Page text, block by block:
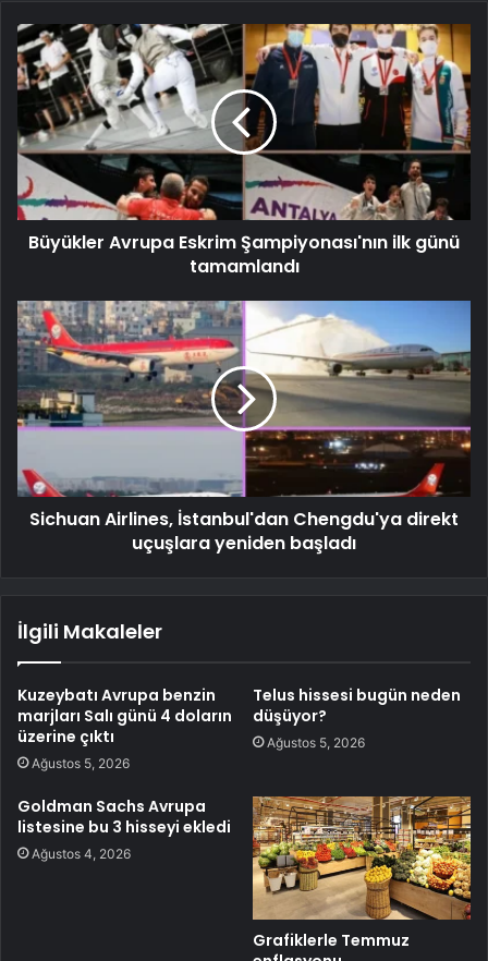
Büyükler Avrupa Eskrim Şampiyonası'nın ilk günü
tamamlandı
Sichuan Airlines, İstanbul'dan Chengdu'ya direkt
uçuşlara yeniden başladı
İlgili Makaleler
Kuzeybatı Avrupa benzin
marjları Salı günü 4 doların
üzerine çıktı
Ağustos 5, 2026
Telus hissesi bugün neden
düşüyor?
Ağustos 5, 2026
Goldman Sachs Avrupa
listesine bu 3 hisseyi ekledi
Ağustos 4, 2026
Grafiklerle Temmuz